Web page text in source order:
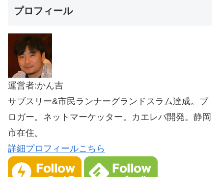
プロフィール
運営者:かん吉
サブスリー&市民ランナーグランドスラム達成。ブ
ロガー。ネットマーケッター。カエレバ開発。静岡
市在住。
詳細プロフィールこちら